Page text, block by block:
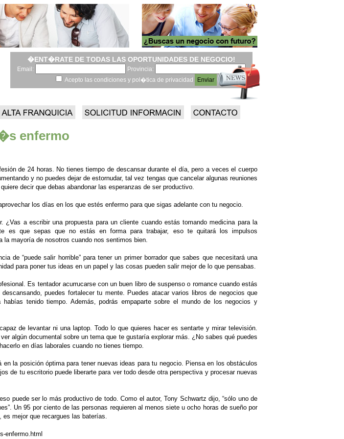
�ENT�RATE DE TODAS LAS OPORTUNIDADES DE NEGOCIO!
Email:
Provincia:
Acepto las condiciones y pol�tica de privacidad
enfermo
de 24 horas. No tienes tiempo de descansar durante el día, pero a veces el cuerpo
y no puedes dejar de estornudar, tal vez tengas que cancelar algunas reuniones
decir que debas abandonar las esperanzas de ser productivo.
los días en los que estés enfermo para que sigas adelante con tu negocio.
¿Vas a escribir una propuesta para un cliente cuando estás tomando medicina para la
es que sepas que no estás en forma para trabajar, eso te quitará los impulsos
la mayoría de nosotros cuando nos sentimos bien.
de “puede salir horrible” para tener un primer borrador que sabes que necesitará una
para poner tus ideas en un papel y las cosas pueden salir mejor de lo que pensabas.
Es tentador acurrucarse con un buen libro de suspenso o romance cuando estás
puedes fortalecer tu mente. Puedes atacar varios libros de negocios que
habías tenido tiempo. Además, podrás empaparte sobre el mundo de los negocios y
de levantar ni una laptop. Todo lo que quieres hacer es sentarte y mirar televisión.
algún documental sobre un tema que te gustaría explorar más. ¿No sabes qué puedes
en días laborales cuando no tienes tiempo.
la posición óptima para tener nuevas ideas para tu negocio. Piensa en los obstáculos
de tu escritorio puede liberarte para ver todo desde otra perspectiva y procesar nuevas
puede ser lo más productivo de todo. Como el autor, Tony Schwartz dijo, “sólo uno de
Un 95 por ciento de las personas requieren al menos siete u ocho horas de sueño por
mejor que recargues las baterías.
enfermo.html